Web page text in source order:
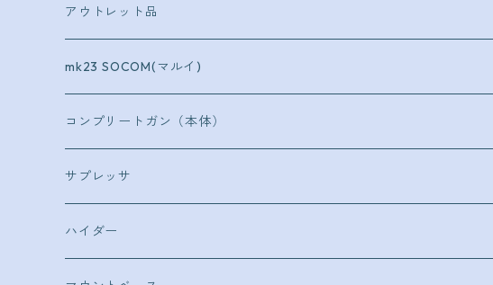
Ｍ1917
コースター
アウトレット品
mk23 SOCOM(マルイ)
コンプリートガン（本体）
ショットガン
イサカM37
CA870
ボルトアクション
サプレッサ
CA870用
φ35
ハイダー